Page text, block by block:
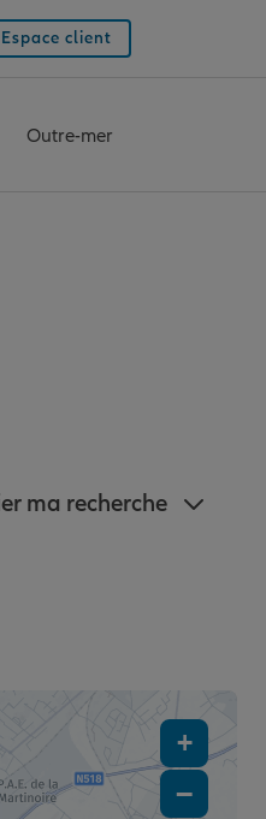
Espace client
Outre-mer
ma recherche
+
−